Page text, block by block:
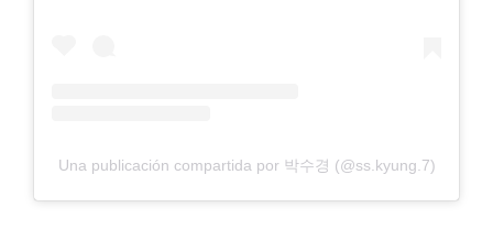
Una publicación compartida por 박수경 (@ss.kyung.7)